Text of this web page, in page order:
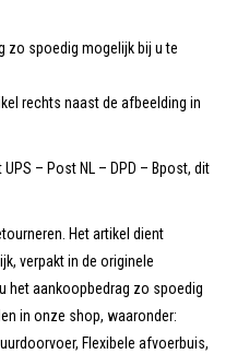
zo spoedig mogelijk bij u te
rechts naast de afbeelding in
UPS – Post NL – DPD – Bpost, dit
Het artikel dient
verpakt in de originele
het aankoopbedrag zo spoedig
in onze shop, waaronder:
Flexibele afvoerbuis,